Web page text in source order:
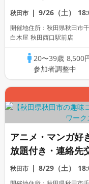
アニメ好きコン☆
大歓迎☆プレイワ
秋田市 9/26（土）
開催地住所：秋田県秋田市
白木屋 秋田西口駅前店
20〜39歳 8,500
参加者調整中
アニメ・マンガ
放題付き・連絡先
アニメ好きコン☆
大歓迎☆プレイワ
秋田市 8/29（土）